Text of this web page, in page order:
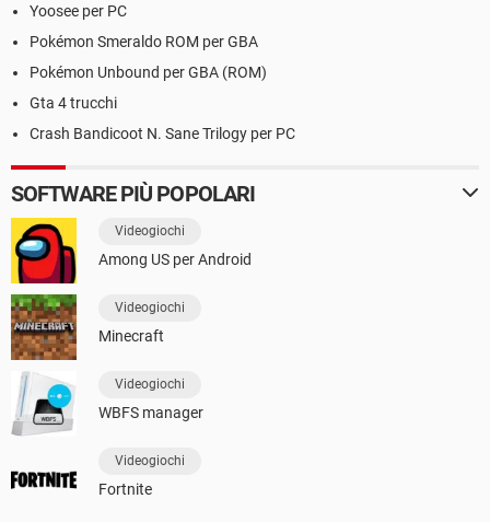
Yoosee per PC
Pokémon Smeraldo ROM per GBA
Pokémon Unbound per GBA (ROM)
Gta 4 trucchi
Crash Bandicoot N. Sane Trilogy per PC
SOFTWARE PIÙ POPOLARI
Videogiochi
Among US per Android
Videogiochi
Minecraft
Videogiochi
WBFS manager
Videogiochi
Fortnite